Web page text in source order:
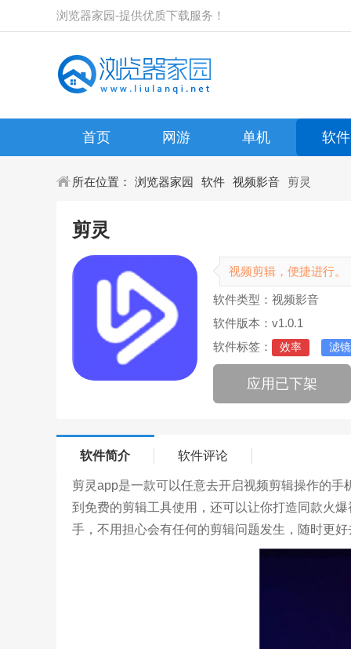
浏览器家园-提供优质下载服务！
首页 网游 单机 软件
所在位置： 浏览器家园 软件 视频影音 剪灵
剪灵
视频剪辑，便捷进行。
软件类型：视频影音
软件版本：v1.0.1
软件标签：
效率 滤镜
应用已下架
软件简介 软件评论
剪灵app是一款可以任意去开启视频剪辑操作的
到免费的剪辑工具使用，还可以让你打造同款火
手，不用担心会有任何的剪辑问题发生，随时更